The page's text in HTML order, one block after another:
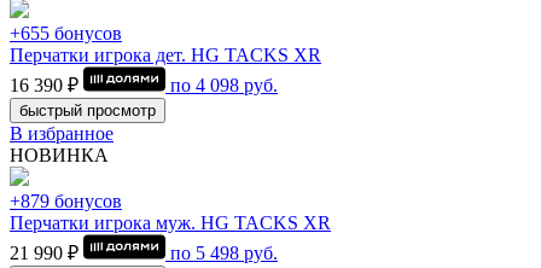
+655 бонусов
Перчатки игрока дет. HG TACKS XR
16 390 ₽
по 4 098 руб.
быстрый просмотр
В избранное
НОВИНКА
+879 бонусов
Перчатки игрока муж. HG TACKS XR
21 990 ₽
по 5 498 руб.